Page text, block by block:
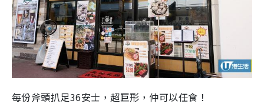
每份斧頭扒足36安士，超巨形，仲可以任食！